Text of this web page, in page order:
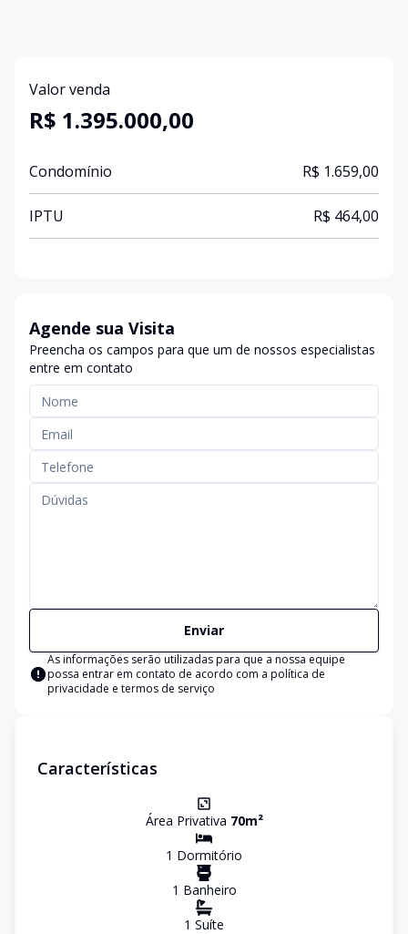
Valor venda
R$ 1.395.000,00
Condomínio R$ 1.659,00
IPTU R$ 464,00
Agende sua Visita
Preencha os campos para que um de nossos especialistas
entre em contato
Enviar
As informações serão utilizadas para que a nossa equipe
possa entrar em contato de acordo com a política de
privacidade e termos de serviço
Características
Área Privativa 70m²
1 Dormitório
1 Banheiro
1 Suíte